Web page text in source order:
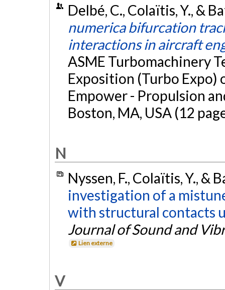
Delbé, C., Colaïtis, Y., &
numerica bifurcation
interactions in aircraft
ASME Turbomachinery
Exposition (Turbo Expo)
Empower - Propulsion
Boston, MA, USA (12
N
Nyssen, F., Colaïtis, Y., &
investigation of a
with structural contacts
Journal of Sound and
Lien externe
V